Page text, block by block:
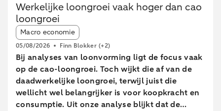
Werkelijke loongroei vaak hoger dan cao
loongroei
Article tags:
Macro economie
05/08/2026 Finn Blokker (+2)
Bij analyses van loonvorming ligt de focus vaak
op de cao-loongroei. Toch wijkt die af van de
daadwerkelijke loongroei, terwijl juist die
wellicht wel belangrijker is voor koopkracht en
consumptie. Uit onze analyse blijkt dat de